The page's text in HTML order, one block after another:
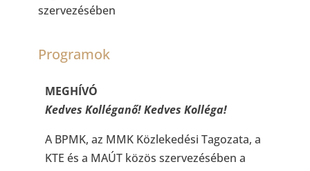
szervezésében
Programok
MEGHÍVÓ
Kedves Kolléganő! Kedves Kolléga!
A BPMK, az MMK Közlekedési Tagozata, a
KTE és a MAÚT közös szervezésében a